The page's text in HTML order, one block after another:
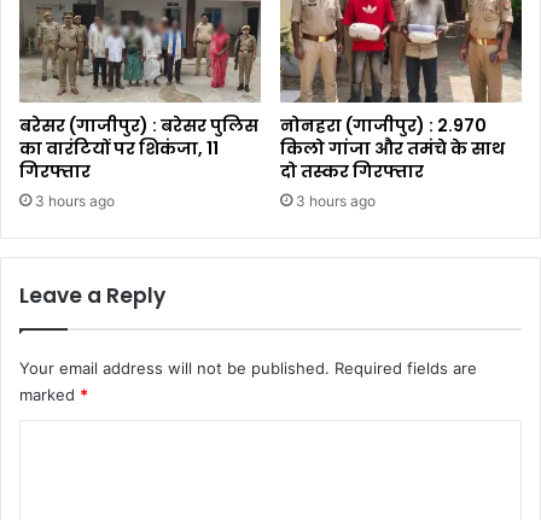
बरेसर (गाजीपुर) : बरेसर पुलिस
का वारंटियों पर शिकंजा, 11
गिरफ्तार
3 hours ago
नोनहरा (गाजीपुर) : 2.970
किलो गांजा और तमंचे के साथ
दो तस्कर गिरफ्तार
3 hours ago
Leave a Reply
Your email address will not be published. Required fields are
marked *